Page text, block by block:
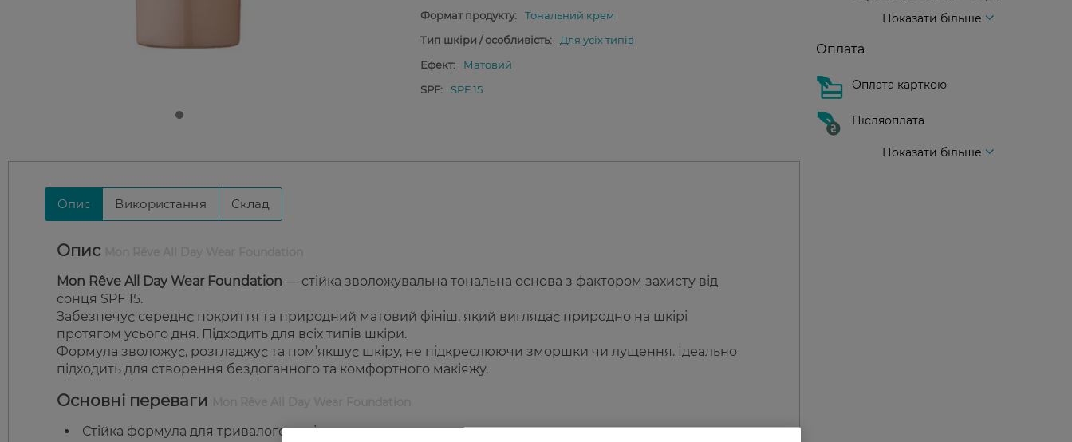
Формат продукту:
Тональний крем
Тип шкіри / особливість:
Для усіх типів
Ефект:
Матовий
SPF:
SPF 15
Опис Використання Склад
Опис
Mon Rêve All Day Wear Foundation — стійка зволожувальна тональна основа з фактором захисту від
сонця SPF 15.
Забезпечує середнє покриття та природний матовий фініш, який виглядає природно на шкірі
протягом усього дня. Підходить для всіх типів шкіри.
Формула зволожує, розгладжує та пом’якшує шкіру, не підкреслюючи зморшки чи лущення. Ідеально
підходить для створення бездоганного та комфортного макіяжу.
Основні переваги
Стійка формула для тривалого носіння.
Показати більше
Оплата
Оплата карткою
Післяоплата
Показати більше